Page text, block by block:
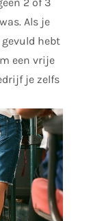
Als je
hebt
een vrije
je zelfs